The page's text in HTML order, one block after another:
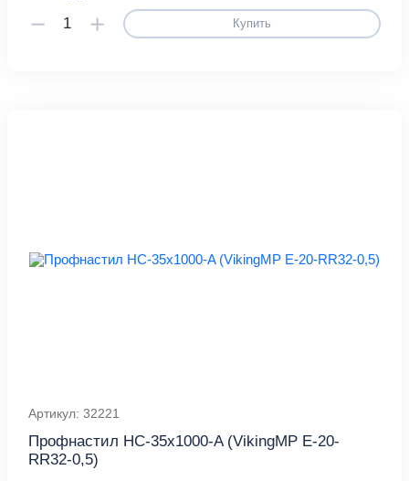
Купить
Артикул: 32221
Профнастил НС-35x1000-A (VikingMP E-20-
RR32-0,5)